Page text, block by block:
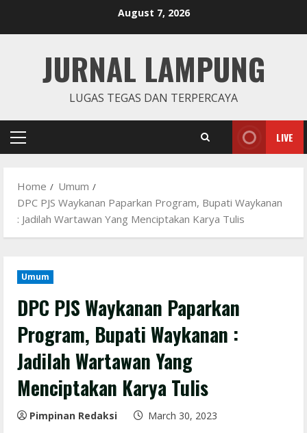
August 7, 2026
JURNAL LAMPUNG
LUGAS TEGAS DAN TERPERCAYA
Primary
LIVE
Home
Umum
DPC PJS Waykanan Paparkan Program, Bupati Waykanan
: Jadilah Wartawan Yang Menciptakan Karya Tulis
Umum
DPC PJS Waykanan Paparkan
Program, Bupati Waykanan :
Jadilah Wartawan Yang
Menciptakan Karya Tulis
Pimpinan Redaksi
March 30, 2023